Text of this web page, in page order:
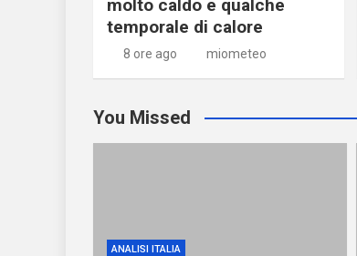
molto caldo e qualche
temporale di calore
8 ore ago miometeo
You Missed
ANALISI ITALIA